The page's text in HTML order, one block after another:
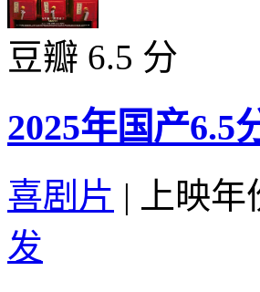
豆瓣 6.5 分
2025年国产6.5
喜剧片 | 上映
发